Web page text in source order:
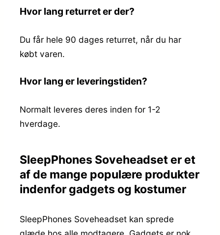
Hvor lang returret er der?
Du får hele 90 dages returret, når du har
købt varen.
Hvor lang er leveringstiden?
Normalt leveres deres inden for 1-2
hverdage.
SleepPhones Soveheadset er et
af de mange populære produkter
indenfor gadgets og kostumer
SleepPhones Soveheadset kan sprede